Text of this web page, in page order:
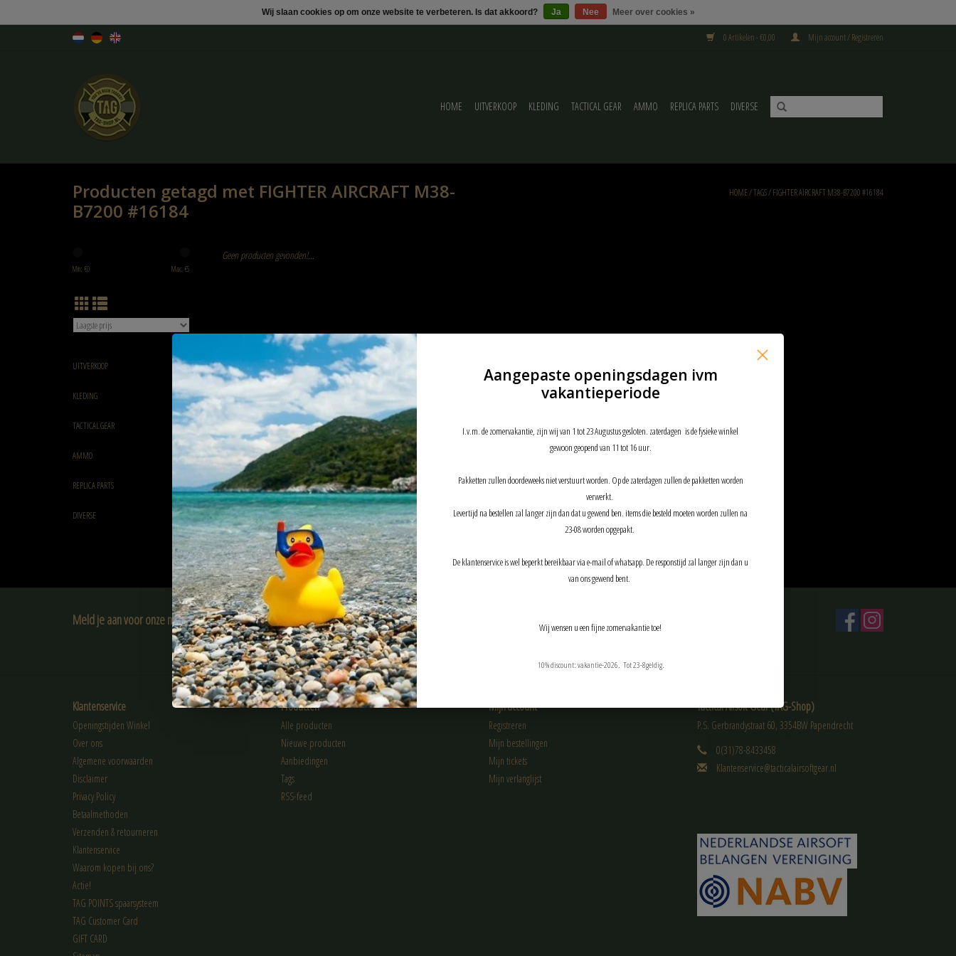
0 Artikelen - €0,00 Mijn account / Registreren
HOME UITVERKOOP KLEDING TACTICAL GEAR AMMO REPLICA PARTS DIVERSE
Producten getagd met FIGHTER AIRCRAFT M38-
B7200 #16184
HOME/TAGS/FIGHTER AIRCRAFT M38-B7200 #16184
Min: €0 Max: €5
UITVERKOOP
KLEDING
TACTICAL GEAR
AMMO
REPLICA PARTS
DIVERSE
Geen producten gevonden!...
Meld je aan voor onze nieuwsbrief:
ABONNEER
Klantenservice
Openingstijden Winkel
Over ons
Algemene voorwaarden
Disclaimer
Privacy Policy
Betaalmethoden
Verzenden & retourneren
Klantenservice
Waarom kopen bij ons?
Actie!
TAG POINTS spaarsysteem
TAG Customer Card
GIFT CARD
Producten
Alle producten
Nieuwe producten
Aanbiedingen
Tags
RSS-feed
Mijn account
Registreren
Mijn bestellingen
Mijn tickets
Mijn verlanglijst
Tactical Airsoft Gear (TAG-Shop)
P.S. Gerbrandystraat 60, 3354BW Papendrecht
0(31)78-8433458
Klantenservice@tacticalairsoftgear.nl
Wij slaan cookies op om onze website te verbeteren. Is dat akkoord? Ja Nee Meer over cookies »
Aangepaste openingsdagen ivm
vakantieperiode
I.v.m. de zomervakantie, zijn wij van 1 tot 23 Augustus gesloten. zaterdagen is de fysieke winkel
gewoon geopend van 11 tot 16 uur.
Pakketten zullen doordeweeks niet verstuurt worden. Op de zaterdagen zullen de pakketten worden
verwerkt.
Levertijd na bestellen zal langer zijn dan dat u gewend ben. items die besteld moeten worden zullen na
23-08 worden opgepakt.
De klantenservice is wel beperkt bereikbaar via e-mail of whatsapp. De responstijd zal langer zijn dan u
van ons gewend bent.
Wij wensen u een fijne zomervakantie toe!
10% discount: vakantie-2026. Tot 23-8geldig.